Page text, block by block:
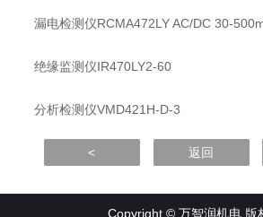
漏电检测仪RCMA472LY AC/DC 30-
绝缘监测仪IR470LY2-60
分析检测仪VMD421H-D-3
< 返回
Copyright © 万智润机电 版